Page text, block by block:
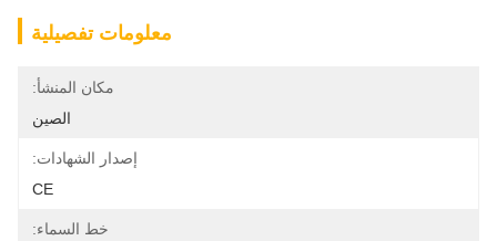
معلومات تفصيلية
مكان المنشأ:
الصين
إصدار الشهادات:
CE
خط السماء: